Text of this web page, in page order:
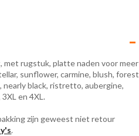
met rugstuk, platte naden voor meer
sunflower, carmine, blush, forest
nearly black, ristretto, aubergine,
en 4XL.
zijn geweest niet retour
.